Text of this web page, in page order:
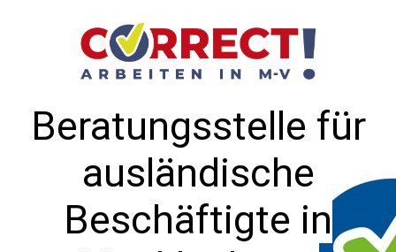
Beratungsstelle für
ausländische
Beschäftigte in